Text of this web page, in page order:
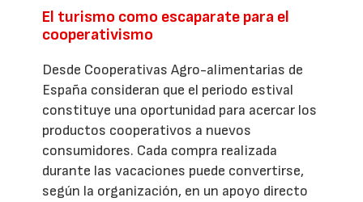
El turismo como escaparate para el
cooperativismo
Desde Cooperativas Agro-alimentarias de
España consideran que el periodo estival
constituye una oportunidad para acercar los
productos cooperativos a nuevos
consumidores. Cada compra realizada
durante las vacaciones puede convertirse,
según la organización, en un apoyo directo